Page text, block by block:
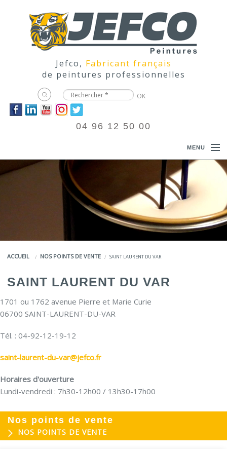
Jefco, Fabricant français
de peintures professionnelles
04 96 12 50 00
MENU
ACCUEIL
COULEURS
LA MARQUE JEFCO®
ACCUEIL NOS POINTS DE VENTE SAINT LAURENT DU VAR
SAINT LAURENT DU VAR
1701 ou 1762 avenue Pierre et Marie Curie
06700 SAINT-LAURENT-DU-VAR
Tél. : 04-92-12-19-12
saint-laurent-du-var@jefco.fr
Horaires d'ouverture
Lundi-vendredi : 7h30-12h00 / 13h30-17h00
Nos points de vente
NOS POINTS DE VENTE